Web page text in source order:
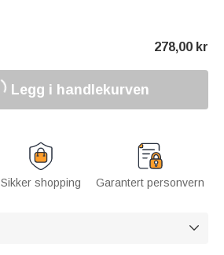
278,00 kr
Legg i handlekurven
Sikker shopping Garantert personvern
